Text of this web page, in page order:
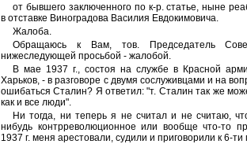
от бывшего заключенного по к-р. статье, ныне
в отставке Виноградова Василия Евдокимовича.
Жалоба.
Обращаюсь к Вам, тов. Председатель
нижеследующей просьбой - жалобой.
В мае 1937 г., состоя на службе в Красной
Харьков, - в разговоре с двумя сослуживцами и на
ошибаться Сталин? Я ответил: "т. Сталин так же
как и все люди".
Ни тогда, ни теперь я не считал и не считаю,
нибудь контрреволюционное или вообще что-то
1937 г. меня арестовали, судили и приговорили к 6-